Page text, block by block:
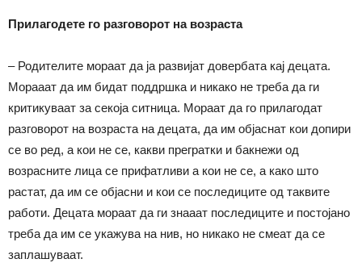
Прилагодете го разговорот на возраста
– Родителите мораат да ја развијат довербата кај децата.
Морааат да им бидат поддршка и никако не треба да ги
критикуваат за секоја ситница. Мораат да го прилагодат
разговорот на возраста на децата, да им објаснат кои допири
се во ред, а кои не се, какви прегратки и бакнежи од
возрасните лица се прифатливи а кои не се, а како што
растат, да им се објасни и кои се последиците од таквите
работи. Децата мораат да ги знааат последиците и постојано
треба да им се укажува на нив, но никако не смеат да се
заплашуваат.